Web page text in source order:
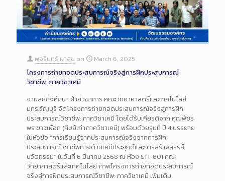
พจรินทร์ ผาสุข on
March 6, 2025
โครงการถ่ายทอดประสบการณ์จริงสู่การฝึกประสบการณ์
วิชาชีพ: ภาควิชาเคมี
งานสหกิจศึกษา ฝ่ายวิชาการ คณะวิทยาศาสตร์และเทคโนโลยี
มทร.ธัญบุรี จัดโครงการถ่ายทอดประสบการณ์จริงสู่การฝึก
ประสบการณ์วิชาชีพ: ภาควิชาเคมี โดยได้รับเกียรติจาก คุณพัชร
พร ขาวเผือก (ศิษย์เก่าภาควิชาเคมี) พร้อมด้วยรุ่นที่ ปี 4 บรรยาย
ในหัวข้อ “การเรียนรู้จากประสบการณ์จริงจากการฝึก
ประสบการณ์วิชาชีพทางด้านเคมีประยุกต์และการสร้างสรรค์
นวัตกรรม” ในวันที่ 6 มีนาคม 2568 ณ ห้อง ST1-601 คณะ
วิทยาศาสตร์และเทคโนโลยี ภาพโครงการถ่ายทอดประสบการณ์
จริงสู่การฝึกประสบการณ์วิชาชีพ: ภาควิชาเคมี เพิ่มเติม